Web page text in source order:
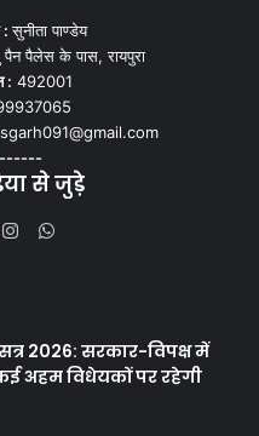
:सुनीता पाण्डेय
पैन पैलेस के पास, रायपुरा
: 492001
से जुड़े
WhatsApp
2026: सरकार-विपक्ष में
अहम विधेयकों पर रहेगी